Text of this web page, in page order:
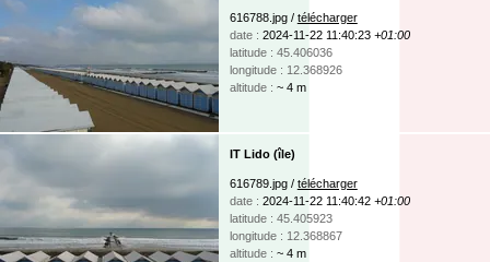
616788.jpg / télécharger
date : 2024-11-22 11:40:23 +01:00
latitude : 45.406036
longitude : 12.368926
altitude : ~ 4 m
IT Lido (île)
616789.jpg / télécharger
date : 2024-11-22 11:40:42 +01:00
latitude : 45.405923
longitude : 12.368867
altitude : ~ 4 m